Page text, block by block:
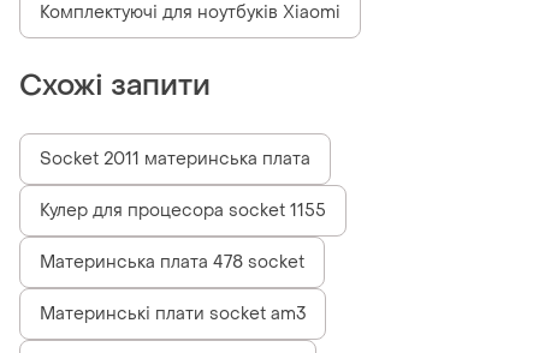
Комплектуючі для ноутбуків Xiaomi
Схожі запити
Socket 2011 материнська плата
Кулер для процесора socket 1155
Материнська плата 478 socket
Материнські плати socket am3